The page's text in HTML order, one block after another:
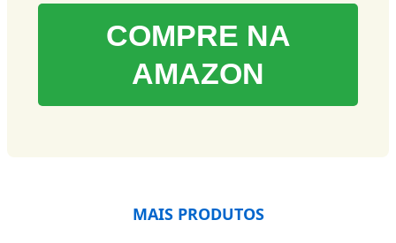
COMPRE NA
AMAZON
MAIS PRODUTOS